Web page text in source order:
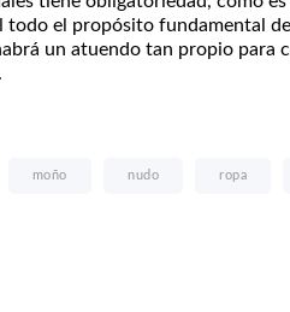
todo el propósito fundamental
un atuendo tan propio para
moño nudo ropa